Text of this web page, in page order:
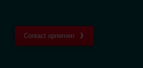
Contact opnemen